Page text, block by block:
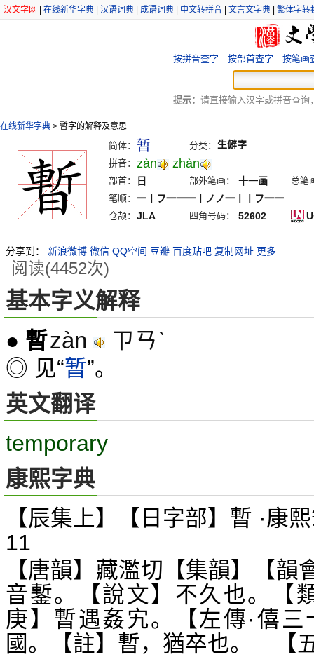
汉文学网 在线新华字典 汉语词典 成语词典 中文转拼音 文言文字典 繁体字转
按拼音查字 按部首查字 按笔画
提示： 请直接输入汉字或拼音查询
在线新华字典 > 暫字的解释及意思
简体： 暂 分类： 生僻字
拼音： zàn zhàn
部首： 日 部外笔画： 十一画
总笔
笔顺： 一丨フ一一一丨ノノ一丨丨フ一一
仓颉： JLA 四角号码： 52602
分享到： 新浪微博 微信 QQ空间 豆瓣 百度贴吧 复制网址 更多
阅读(4452次)
基本字义解释
● 暫zàn ㄗㄢˋ
◎ 见“暂”。
英文翻译
temporary
康熙字典
【辰集上】【日字部】暫 ·康
11
【唐韻】藏濫切【集韻】【韻
音鏨。【說文】不久也。【
庚】暫遇姦宄。【左傳·僖
國。【註】暫，猶卒也。 【